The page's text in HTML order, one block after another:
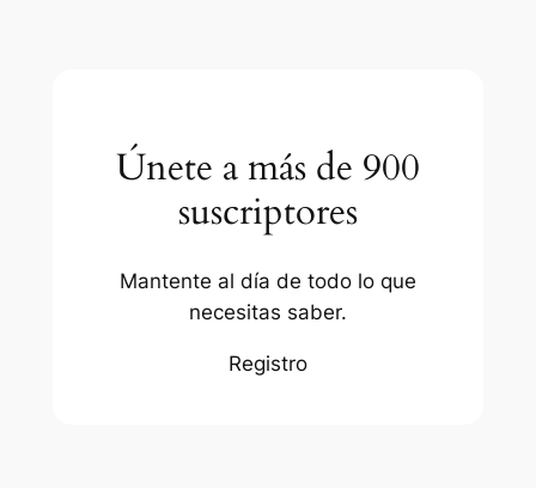
Únete a más de 900
suscriptores
Mantente al día de todo lo que
necesitas saber.
Registro